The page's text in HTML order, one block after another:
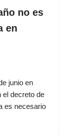
no es
en
junio en
el decreto de
es necesario